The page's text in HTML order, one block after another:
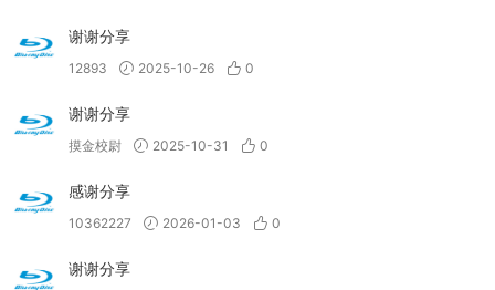
谢谢分享
12893 2025-10-26 0
谢谢分享
摸金校尉 2025-10-31 0
感谢分享
10362227 2026-01-03 0
谢谢分享